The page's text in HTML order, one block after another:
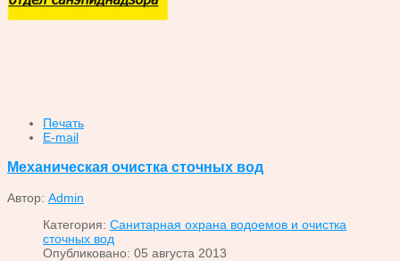
Печать
E-mail
Механическая очистка сточных вод
Автор: Admin
Категория: Санитарная охрана водоемов и очистка
сточных вод
Опубликовано: 05 августа 2013